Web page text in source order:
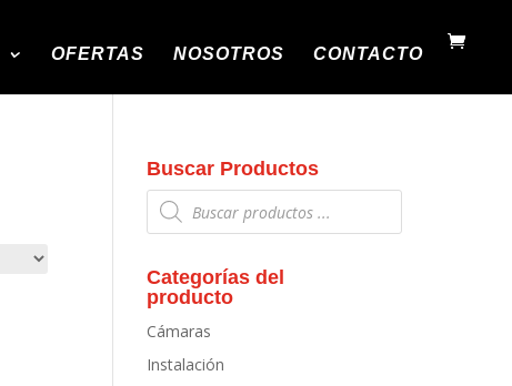
OFERTAS NOSOTROS CONTACTO
Buscar Productos
Búsqueda
de
productos
Categorías del
producto
Cámaras
Instalación